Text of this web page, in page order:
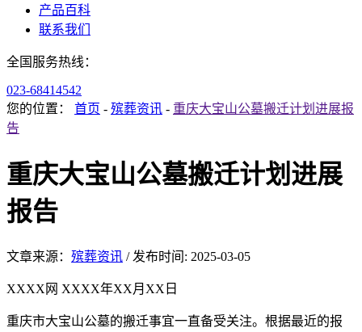
产品百科
联系我们
全国服务热线：
023-68414542
您的位置： 首页 - 殡葬资讯 - 重庆大宝山公墓搬迁计划进展报
告
重庆大宝山公墓搬迁计划进展
报告
文章来源： 殡葬资讯 / 发布时间: 2025-03-05
XXXX网 XXXX年XX月XX日
重庆市大宝山公墓的搬迁事宜一直备受关注。根据最近的报